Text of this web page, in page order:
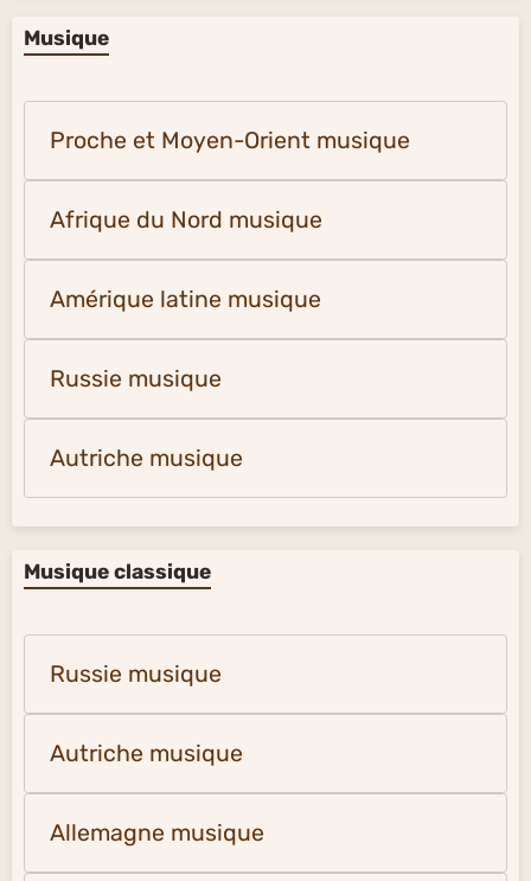
Musique
Proche et Moyen-Orient musique
Afrique du Nord musique
Amérique latine musique
Russie musique
Autriche musique
Musique classique
Russie musique
Autriche musique
Allemagne musique